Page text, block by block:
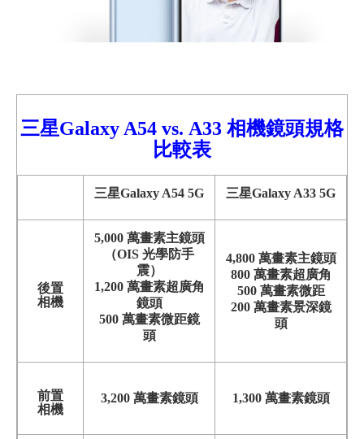
三星Galaxy A54 vs. A33 相機鏡頭規格
比較表
三星Galaxy A54 5G 三星Galaxy A33 5G
後置
相機
5,000 萬畫素主鏡頭
（OIS 光學防手
震）
1,200 萬畫素超廣角
鏡頭
500 萬畫素微距鏡
頭
4,800 萬畫素主鏡頭
800 萬畫素超廣角
500 萬畫素微距
200 萬畫素景深鏡
頭
前置
相機
3,200 萬畫素鏡頭 1,300 萬畫素鏡頭